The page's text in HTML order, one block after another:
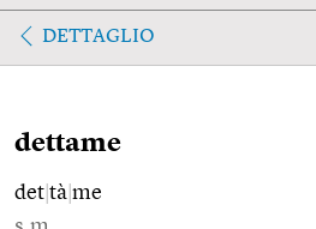
DETTAGLIO
dettame
det tà me